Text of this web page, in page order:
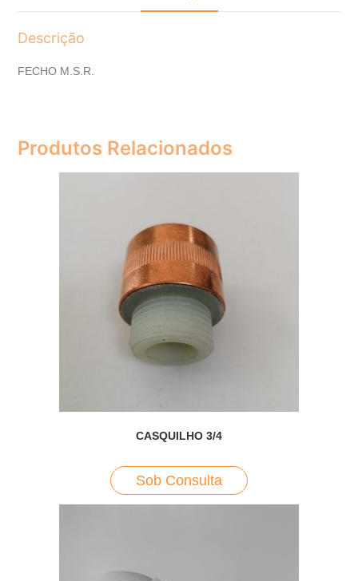
Descrição
FECHO M.S.R.
Produtos Relacionados
CASQUILHO 3/4
Sob Consulta